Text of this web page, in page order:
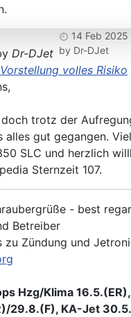
14 Feb
by Dr-DJet
Dr-DJet
Vorstellung volles Risiko
trotz der
alles gut gegangen.
SLC und herzlich
Sternzeit 107.
- best
Betreiber
zu Zündung und
Hzg/Klima
29.8.(F), KA-Jet